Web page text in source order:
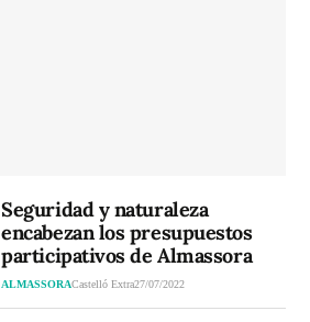
Seguridad y naturaleza
encabezan los presupuestos
participativos de Almassora
ALMASSORACastelló Extra27/07/2022